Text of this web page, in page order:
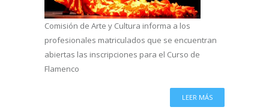
Comisión de Arte y Cultura informa a los
profesionales matriculados que se encuentran
abiertas las inscripciones para el Curso de
Flamenco
LEER MÁS